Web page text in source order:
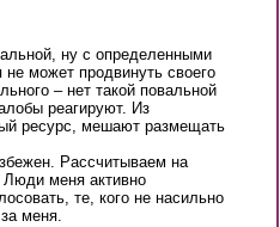
ну с определенными
может продвинуть своего
– нет такой повальной
реагируют. Из
ресурс, мешают размещать
Рассчитываем на
Люди меня активно
те, кого не насильно
меня.